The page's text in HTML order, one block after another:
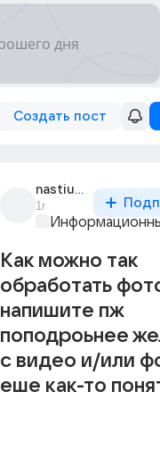
Создать пост
nastiusha_6452
1г
Как можно так
обработать
напишите пж
поподроьнее
с видео и/или
еше как-то